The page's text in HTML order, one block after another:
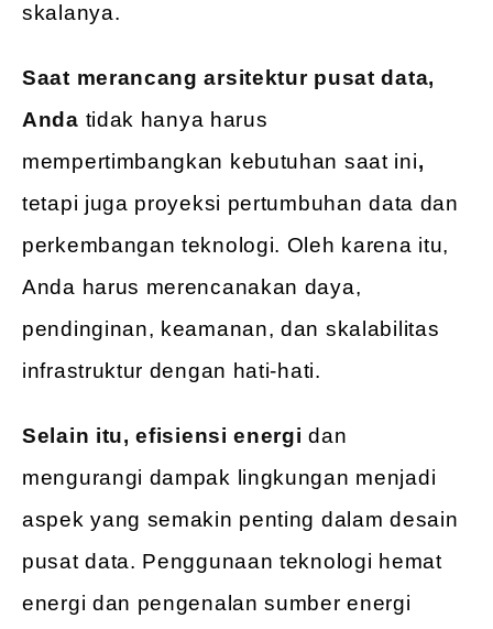
skalanya.
Saat merancang arsitektur pusat data,
Anda tidak hanya harus
mempertimbangkan kebutuhan saat ini,
tetapi juga proyeksi pertumbuhan data dan
perkembangan teknologi. Oleh karena itu,
Anda harus merencanakan daya,
pendinginan, keamanan, dan skalabilitas
infrastruktur dengan hati-hati.
Selain itu, efisiensi energi dan
mengurangi dampak lingkungan menjadi
aspek yang semakin penting dalam desain
pusat data. Penggunaan teknologi hemat
energi dan pengenalan sumber energi